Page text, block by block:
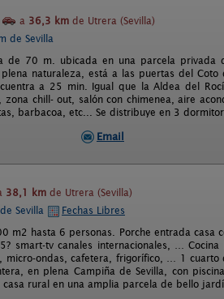
a 36,3 km de Utrera (Sevilla)
de Sevilla
de 70 m. ubicada en una parcela privada
naturaleza, está a las puertas del
a 25 min. Igual que la Aldea del
chill- out, salón con chimenea, aire
barbacoa, etc... Se distribuye en 3
Email
38,1 km de Utrera (Sevilla)
Sevilla
Fechas Libres
m2 hasta 6 personas. Porche entrada casa
smart-tv canales internacionales, …
micro-ondas, cafetera, frigorífico, … 1 cuarto
en plena Campiña de Sevilla, con
rural en una amplia parcela de bello